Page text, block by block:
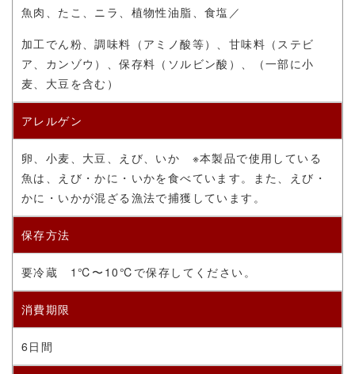
魚肉、たこ、ニラ、植物性油脂、食塩 ／
加工でん粉、調味料（アミノ酸等）、甘味料（ステビ
ア、カンゾウ）、保存料（ソルビン酸）、
（一部に小
麦、大豆を含む）
アレルゲン
卵、小麦、大豆、えび、いか ※本製品で使用している
魚は、えび・かに・いかを食べています。また、えび・
かに・いかが混ざる漁法で捕獲しています。
保存方法
要冷蔵 1℃〜10℃で保存してください。
消費期限
6日間